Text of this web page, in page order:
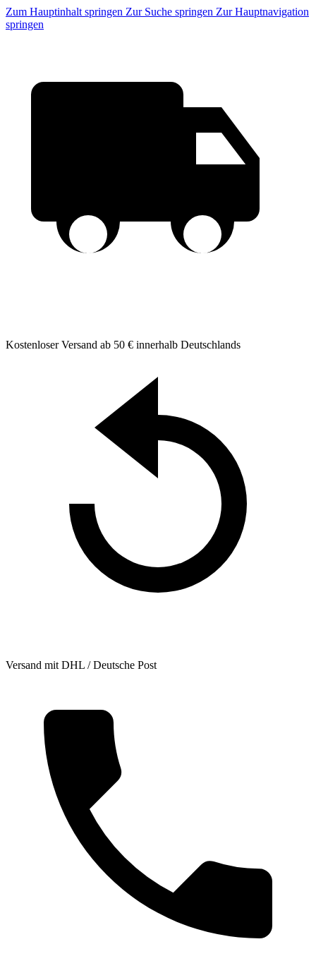
Zum Hauptinhalt springen Zur Suche springen Zur Hauptnavigation
springen
Kostenloser Versand ab 50 € innerhalb Deutschlands
Versand mit DHL / Deutsche Post